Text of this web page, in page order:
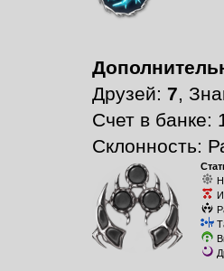
Друзей: 7,
Счет в банке:
Склонность: